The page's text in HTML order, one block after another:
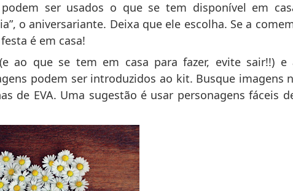
ser usados o que se tem disponível em
o aniversariante. Deixa que ele escolha. Se a
é em casa!
ao que se tem em casa para fazer, evite sair!!) e
podem ser introduzidos ao kit. Busque imagens
de EVA. Uma sugestão é usar personagens fáceis